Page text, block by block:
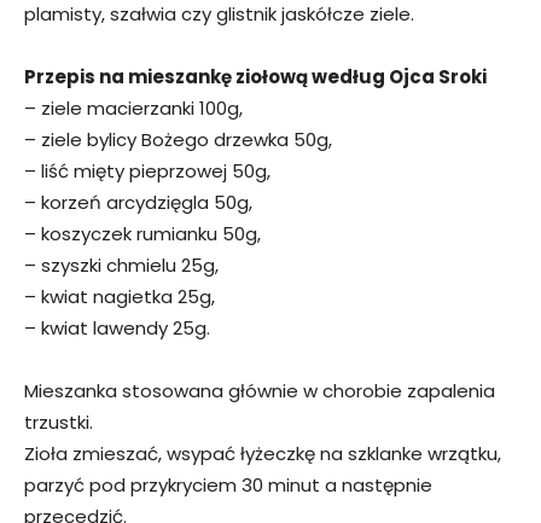
plamisty, szałwia czy glistnik jaskółcze ziele.
Przepis na mieszankę ziołową według Ojca Sroki
– ziele macierzanki 100g,
– ziele bylicy Bożego drzewka 50g,
– liść mięty pieprzowej 50g,
– korzeń arcydzięgla 50g,
– koszyczek rumianku 50g,
– szyszki chmielu 25g,
– kwiat nagietka 25g,
– kwiat lawendy 25g.
Mieszanka stosowana głównie w chorobie zapalenia
trzustki.
Zioła zmieszać, wsypać łyżeczkę na szklanke wrzątku,
parzyć pod przykryciem 30 minut a następnie
przecedzić.